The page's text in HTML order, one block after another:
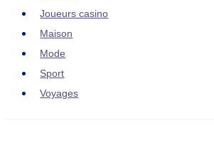
Joueurs casino
Maison
Mode
Sport
Voyages